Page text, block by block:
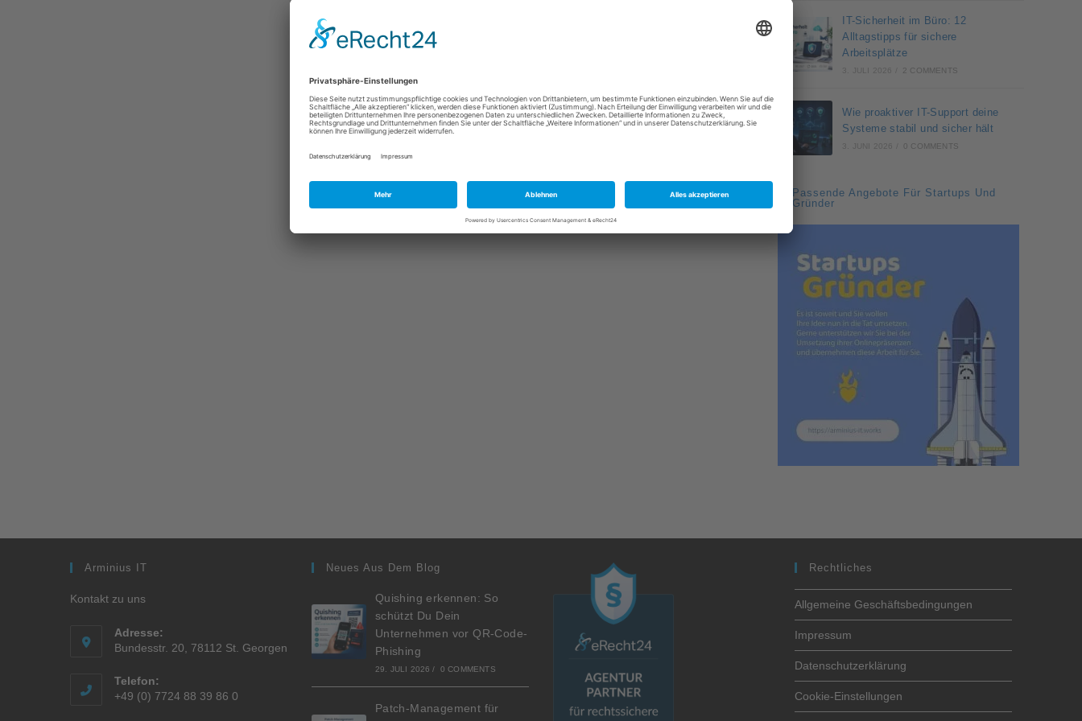
IT-Sicherheit im Büro: 12
Alltagstipps für sichere
Arbeitsplätze
3. JULI 2026 2 COMMENTS
Wie proaktiver IT-Support deine
Systeme stabil und sicher hält
3. JUNI 2026 0 COMMENTS
Passende Angebote Für Startups Und
Gründer
Arminius IT
Kontakt zu uns
Adresse:
Bundesstr. 20, 78112 St. Georgen
Telefon:
+49 (0) 7724 88 39 86 0
Neues Aus Dem Blog
Quishing erkennen: So
schützt Du Dein
Unternehmen vor QR-Code-
Phishing
29. JULI 2026 / 0 COMMENTS
Patch-Management für
Rechtliches
Allgemeine Geschäftsbedingungen
Impressum
Datenschutzerklärung
Cookie-Einstellungen